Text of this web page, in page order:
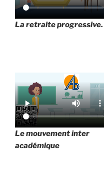
La retraite progressive.
Le mouvement inter
académique